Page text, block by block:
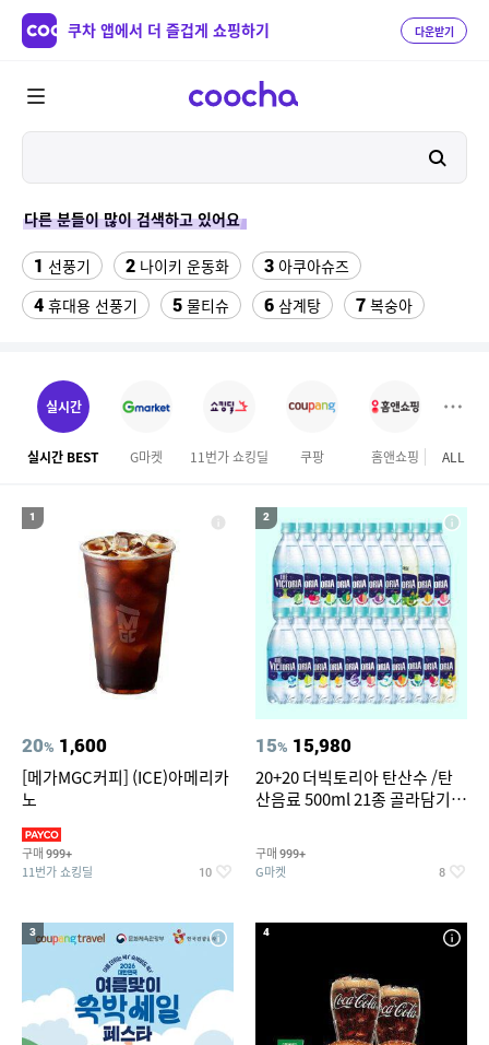
쿠차 앱에서 더 즐겁게 쇼핑하기 다운받기
다른 분들이 많이 검색하고 있어요
1 선풍기 2 나이키 운동화 3 아쿠아슈즈
4 휴대용 선풍기 5 물티슈 6 삼계탕 7 복숭아
10 다이소C타입 to HDMI 미러링 케이블
11 갤럭시 탭 A 101 2019 케이스
13 ESSECORE KLEVV DDR4-3200 CL22 파인인포 (16GB)
갤럭시탭 s6lite 정품키보드케이스
갤럭시탭 s6lite 젤리키보드케이스 17 생어거스틴
삼성갤럭시북프로, 32gb, win11포함
나노 게르마늄 의료기 침대 20 아이폰xr 실리콘케이스
ALL
실시간
실시간 BEST G마켓 11번가 쇼킹딜 쿠팡 홈앤쇼핑 이마
1
20% 1,600
[메가MGC커피] (ICE)아메리카
노
구매 999+
11번가 쇼킹딜 10
2
15% 15,980
20+20 더빅토리아 탄산수 /탄
산음료 500ml 21종 골라담기
구매 999+
G마켓 8
3 4